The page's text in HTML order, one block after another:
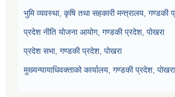
भुमि व्यवस्था, कृषि तथा सहकारी मन्त्रालय, गण्डकी
प्रदेश नीति योजना आयोग, गण्डकी प्रदेश, पोखरा
प्रदेश सभा, गण्डकी प्रदेश, पोखरा
मुख्यन्यायाधिवक्ताको कार्यालय, गण्डकी प्रदेश, पोखरा